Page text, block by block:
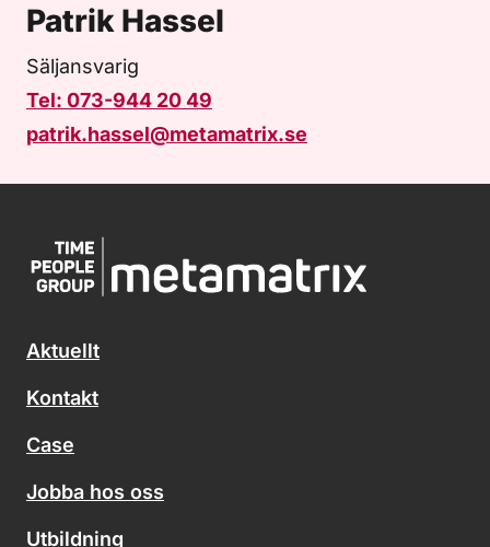
Patrik Hassel
Säljansvarig
Tel: 073-944 20 49
patrik.hassel@metamatrix.se
Aktuellt
Kontakt
Case
Jobba hos oss
Utbildning